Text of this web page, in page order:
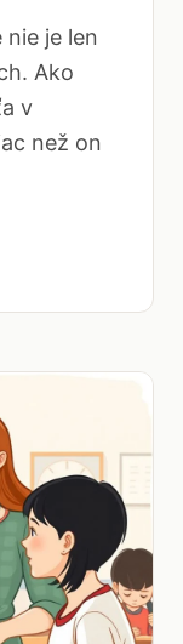
je len
Ako
v
než on